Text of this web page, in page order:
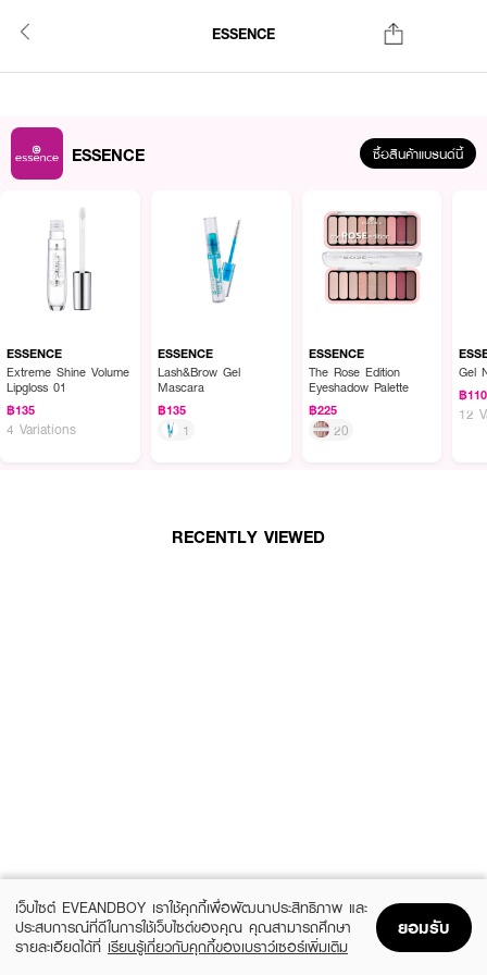
ESSENCE
ESSENCE ซื้อสินค้าแบรนด์นี้
ESSENCE
Extreme Shine Volume
Lipgloss 01
฿135
4 Variations
ESSENCE
Lash&Brow Gel
Mascara
฿135
1
ESSENCE
The Rose Edition
Eyeshadow Palette
฿225
20
Gel
฿110
12
RECENTLY VIEWED
เว็บไซต์ EVEANDBOY เราใช้คุกกี้เพื่อพัฒนาประสิทธิภาพ และ
ประสบการณ์ที่ดีในการใช้เว็บไซต์ของคุณ คุณสามารถศึกษา
รายละเอียดได้ที่ เรียนรู้เกี่ยวกับคุกกี้ของเบราว์เซอร์เพิ่มเติม
ยอมรับ